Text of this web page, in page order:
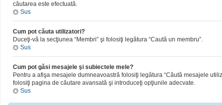
căutarea este efectuată.
Sus
Cum pot căuta utilizatori?
Duceţi-vă la secţiunea “Membri” şi folosiţi legătura “Caută un membru”.
Sus
Cum pot găsi mesajele şi subiectele mele?
Pentru a afişa mesajele dumneavoastră folosiţi legătura “Căută mesajele
folosiţi pagina de căutare avansată şi introduceţi opţiunile adecvate.
Sus